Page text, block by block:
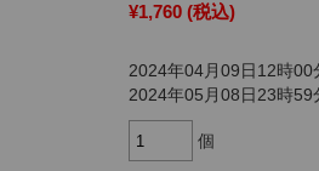
¥1,760 (税込)
2024年04月09日12時00
2024年05月08日23時59
個